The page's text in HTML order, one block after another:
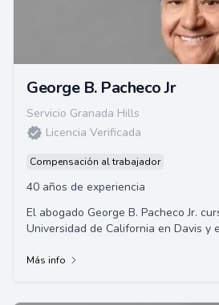
George B. Pacheco Jr
Servicio Granada Hills
Licencia Verificada
Compensación al trabajador
40 años de experiencia
El abogado George B. Pacheco Jr.
Universidad de California en Davis y
Más info